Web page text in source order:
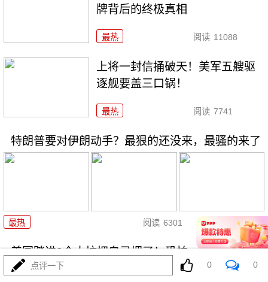
牌背后的终极真相
最热 阅读 11088
上将一封信捅破天！美军五艘驱
逐舰要盖三口锅！
最热 阅读 7741
特朗普要对伊朗动手？最狠的还没来，最骚的来了
最热 阅读 6301 08-03
美国踏进3个大坑把自己埋了！恐怕一个都爬不出
点评一下 0 0